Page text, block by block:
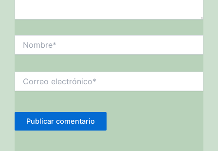
electrónico*